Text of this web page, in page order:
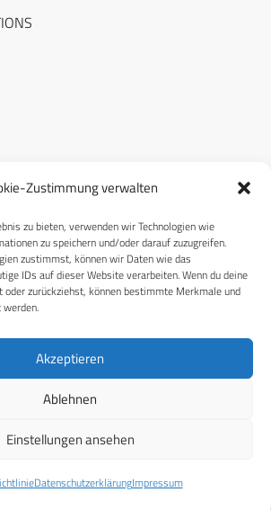
Zustimmung verwalten
zu bieten, verwenden wir Technologien wie
zu speichern und/oder darauf zuzugreifen.
zustimmst, können wir Daten wie das
IDs auf dieser Website verarbeiten. Wenn du deine
zurückziehst, können bestimmte Merkmale und
Akzeptieren
Ablehnen
Einstellungen ansehen
DatenschutzerklärungImpressum
(EU)
GmbH – Alle Rechte vorbehalten